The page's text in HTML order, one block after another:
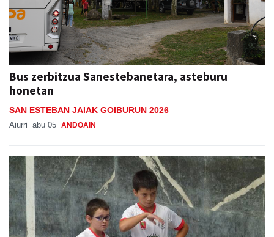
Bus zerbitzua Sanestebanetara, asteburu
honetan
SAN ESTEBAN JAIAK GOIBURUN 2026
Aiurri abu 05 ANDOAIN